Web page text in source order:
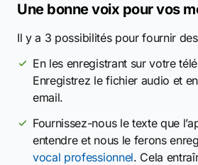
Une bonne voix pour vos
Il y a 3 possibilités pour fournir
En les enregistrant sur votre
Enregistrez le fichier audio et
email.
Fournissez-nous le texte que
entendre et nous le ferons
vocal professionnel. Cela